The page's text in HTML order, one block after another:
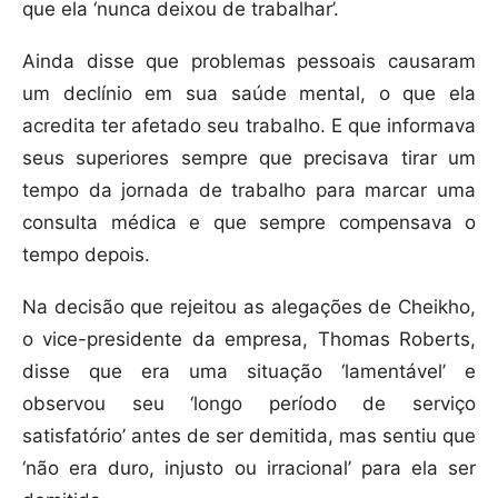
que ela ‘nunca deixou de trabalhar’.
Ainda disse que problemas pessoais causaram
um declínio em sua saúde mental, o que ela
acredita ter afetado seu trabalho. E que informava
seus superiores sempre que precisava tirar um
tempo da jornada de trabalho para marcar uma
consulta médica e que sempre compensava o
tempo depois.
Na decisão que rejeitou as alegações de Cheikho,
o vice-presidente da empresa, Thomas Roberts,
disse que era uma situação ‘lamentável’ e
observou seu ‘longo período de serviço
satisfatório’ antes de ser demitida, mas sentiu que
‘não era duro, injusto ou irracional’ para ela ser